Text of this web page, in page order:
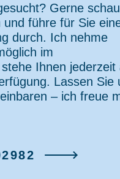
Gerne
führe für Sie
durch. Ich nehme
im
Ihnen jederzeit
Lassen Sie
– ich freue